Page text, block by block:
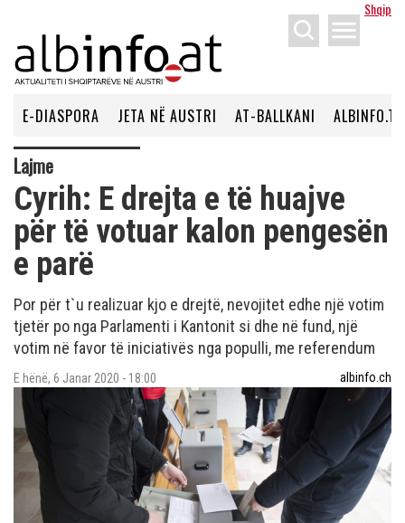
Shqip
menu
E-DIASPORA JETA NË AUSTRI AT-BALLKANI ALBINFO.TV
Lajme
Cyrih: E drejta e të huajve
për të votuar kalon pengesën
e parë
Por për t`u realizuar kjo e drejtë, nevojitet edhe një votim
tjetër po nga Parlamenti i Kantonit si dhe në fund, një
votim në favor të iniciativës nga populli, me referendum
E hënë, 6 Janar 2020 - 18:00 albinfo.ch